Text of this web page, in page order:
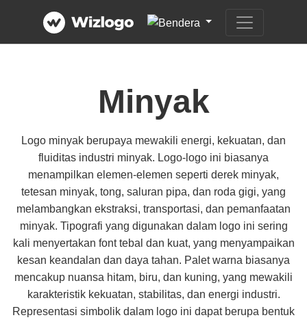
Minyak
Logo minyak berupaya mewakili energi, kekuatan, dan
fluiditas industri minyak. Logo-logo ini biasanya
menampilkan elemen-elemen seperti derek minyak,
tetesan minyak, tong, saluran pipa, dan roda gigi, yang
melambangkan ekstraksi, transportasi, dan pemanfaatan
minyak. Tipografi yang digunakan dalam logo ini sering
kali menyertakan font tebal dan kuat, yang menyampaikan
kesan keandalan dan daya tahan. Palet warna biasanya
mencakup nuansa hitam, biru, dan kuning, yang mewakili
karakteristik kekuatan, stabilitas, dan energi industri.
Representasi simbolik dalam logo ini dapat berupa bentuk